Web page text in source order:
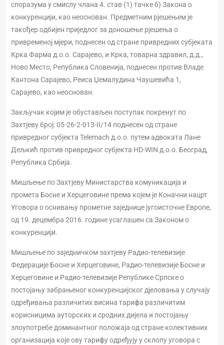
споразума у смислу члана 4. став (1) тачке б) Закона о
конкуренцији, као неоснован. Предметним рјешењем је
такођер одбијен приједлог за доношење рјешења о
привременој мјери, поднесен од стране привредних субјеката
Крка Фарма д.о.о. Сарајево, и Крка, товарна здравил, д.д.,
Ново Место, Република Словенија, поднесен против Владе
Кантона Сарајево, Реиса Џемалудина Чаушевића 1,
Сарајево, као неоснован.
Закључак којим је обустављен поступак покренут по
Захтјеву број: 05-26-2-013-II/14 поднесен од стране
привредног субјекта Telemach д.о.о. путем адвоката Лане
Дељкић против привредног субјекта HD-WIN д.о.о. Београд,
Република Србија.
Мишљење по Захтјеву Министарства комуникација и
промета Босне и Херцеговине према којем је Коначни нацрт
Уговора о оснивању прометне заједнице југоисточне Европе,
од 19. децембра 2016. године усаглашен са Законом о
конкуренцији.
Мишљење по заједничком захтјеву Радио-телевизије
Федерације Босне и Херцеговине, Радио-телевизије Босне и
Херцеговине и Радио-телевизије Републике Српске о
постојању забрањеног конкуренцијског дјеловања у случају
одређивања различитих висина тарифа различитим
корисницима ауторских и сродних дијела и постојању
злоупотребе доминантног положаја од стране колективних
организација које ову тарифу одређују у склопу уговора с